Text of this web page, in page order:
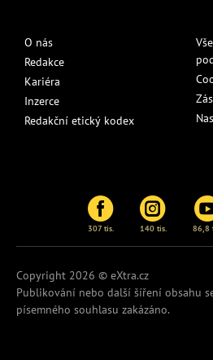
O nás
Redakce
Kariéra
Inzerce
Redakční etický kodex
307 tis. 140 tis. 86,8
Copyright 2026 © eXtra.cz
Publikování nebo další šíření obsahu
písemného souhlasu zakázáno.